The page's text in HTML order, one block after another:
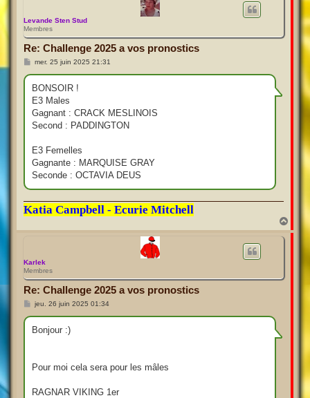
Levande Sten Stud
Membres
Re: Challenge 2025 a vos pronostics
M
s
s
g
e
mer. 25 juin 2025 21:31
BONSOIR !
E3 Males
Gagnant : CRACK MESLINOIS
Second : PADDINGTON
E3 Femelles
Gagnante : MARQUISE GRAY
Seconde : OCTAVIA DEUS
Katia Campbell - Ecurie Mitchell
a
Karlek
Membres
Re: Challenge 2025 a vos pronostics
M
s
s
jeu. 26 juin 2025 01:34
Bonjour :)
Pour moi cela sera pour les mâles
RAGNAR VIKING 1er